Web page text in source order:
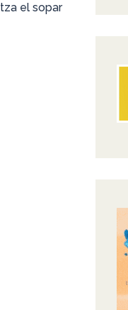
el sopar